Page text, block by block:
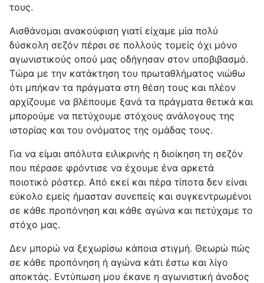
τους.
Αισθάνομαι ανακούφιση γιατί είχαμε μία πολύ
δύσκολη σεζόν πέρσι σε πολλούς τομείς όχι μόνο
αγωνιστικούς οπού μας οδήγησαν στον υποβιβασμό.
Τώρα με την κατάκτηση του πρωταθλήματος νιώθω
ότι μπήκαν τα πράγματα στη θέση τους και πλέον
αρχίζουμε να βλέπουμε ξανά τα πράγματα θετικά και
μπορούμε να πετύχουμε στόχους ανάλογους της
ιστορίας και του ονόματος της ομάδας τους.
Για να είμαι απόλυτα ειλικρινής η διοίκηση τη σεζόν
που πέρασε φρόντισε να έχουμε ένα αρκετά
ποιοτικό ρόστερ. Από εκεί και πέρα τίποτα δεν είναι
εύκολο εμείς ήμασταν συνεπείς και συγκεντρωμένοι
σε κάθε προπόνηση και κάθε αγώνα και πετύχαμε το
στόχο μας.
Δεν μπορώ να ξεχωρίσω κάποια στιγμή. Θεωρώ πώς
σε κάθε προπόνηση ή αγώνα κάτι έστω και λίγο
αποκτάς. Εντύπωση μου έκανε η αγωνιστική άνοδος